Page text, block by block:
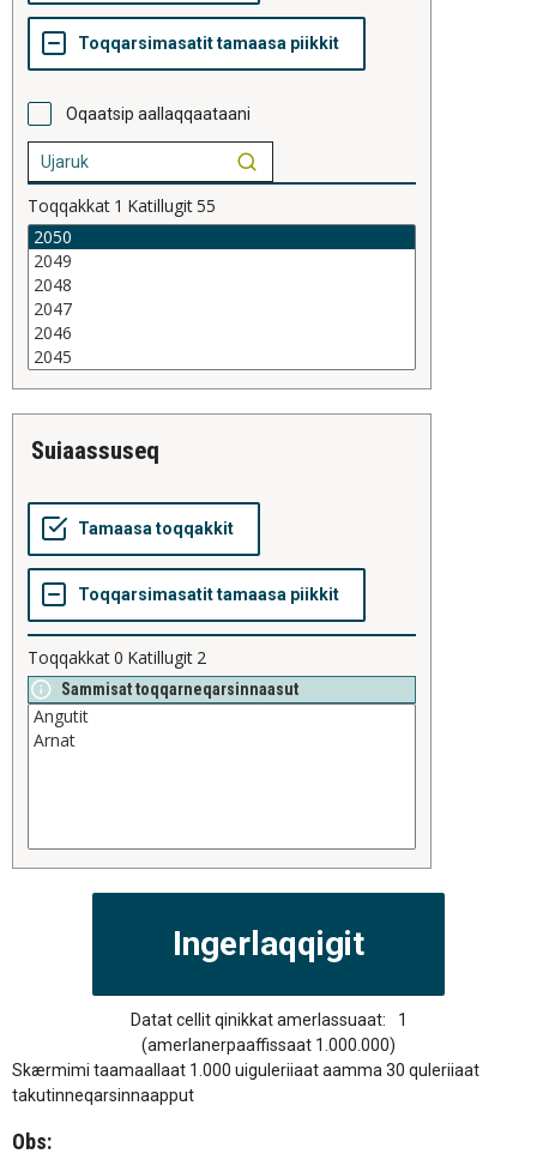
Oqaatsip aallaqqaataani
Toqqakkat 1 Katillugit55
suiaassuseq
Toqqakkat0 Katillugit 2
Sammisat toqqarneqarsinnaasut
Datat cellit qinikkat amerlassuaat:
1
(amerlanerpaaffissaat 1.000.000)
Skærmimi taamaallaat 1.000 uiguleriiaat aamma 30 quleriiaat
takutinneqarsinnaapput
Obs: